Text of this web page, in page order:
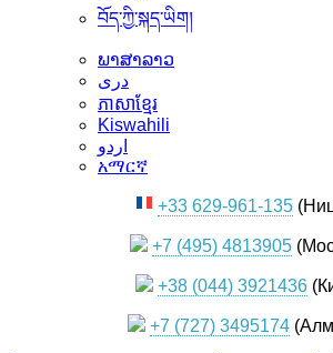
བོད་ཀྱི་སྐད་ཡིག།
ພາສາລາວ
دری
ភាសាខ្មែរ
Kiswahili
اردو
አማርኛ
+33 629-961-135
+7 (495) 4813905
+38 (044) 3921436
+7 (727) 3495174